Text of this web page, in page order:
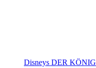
Disneys DER